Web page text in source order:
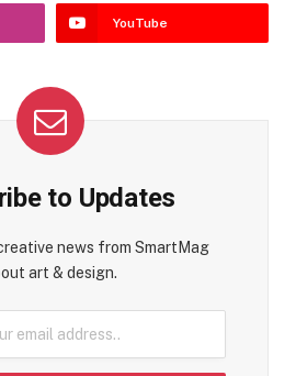
YouTube
to Updates
news from SmartMag
art & design.